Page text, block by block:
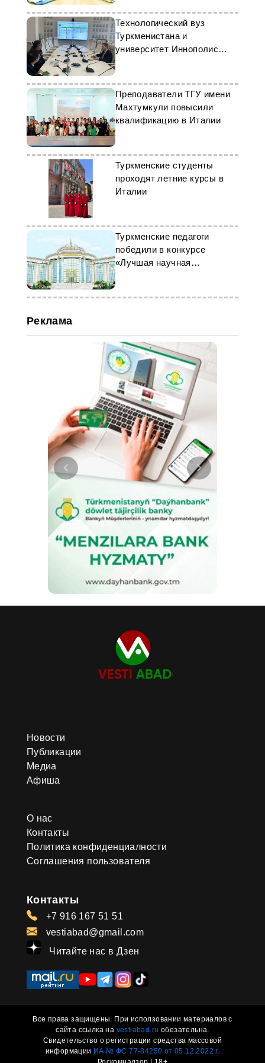
Технологический вуз
Туркменистана и
университет Иннополис
готовят проект
меморандума о
взаимопонимании
Преподаватели ТГУ имени
Махтумкули повысили
квалификацию в Италии
Туркменские студенты
проходят летние курсы в
Италии
Туркменские педагоги
победили в конкурсе
«Лучшая научная
статья-2025»
Реклама
Новости
Публикации
Медиа
Афиша
О нас
Контакты
Политика конфиденциалности
Соглашения пользователя
Контакты
+7 916 167 51 51
vestiabad@gmail.com
Читайте нас в Дзен
Все права защищены. При исползовании материалов с
сайта ссылка на vestiabad.ru обезательна.
Свидетельство о регистрации средства массовой
информации ИА № ФС 77-84250 от 05.12.2022 г.